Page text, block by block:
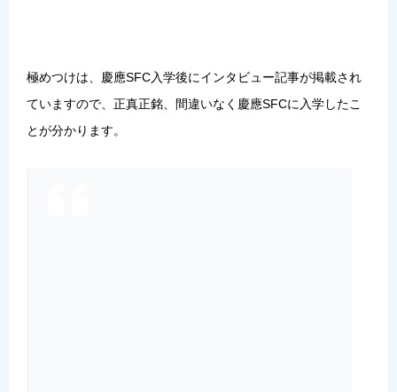
極めつけは、慶應SFC入学後にインタビュー記事が掲載され
ていますので、正真正銘、間違いなく慶應SFCに入学したこ
とが分かります。